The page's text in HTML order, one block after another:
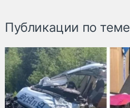
Публикации по теме